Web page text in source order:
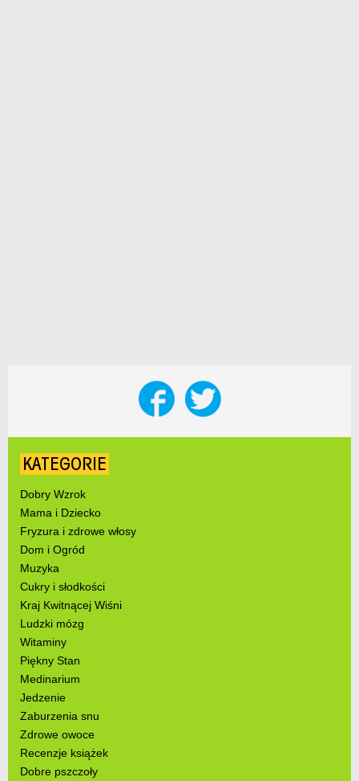
KATEGORIE
Dobry Wzrok
Mama i Dziecko
Fryzura i zdrowe włosy
Dom i Ogród
Muzyka
Cukry i słodkości
Kraj Kwitnącej Wiśni
Ludzki mózg
Witaminy
Piękny Stan
Medinarium
Jedzenie
Zaburzenia snu
Zdrowe owoce
Recenzje książek
Dobre pszczoły